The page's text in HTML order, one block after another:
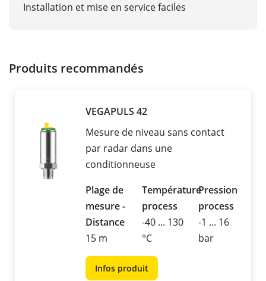
Installation et mise en service faciles
Produits recommandés
VEGAPULS 42
Mesure de niveau sans contact
par radar dans une
conditionneuse
Plage de
mesure -
Distance
15 m
Température
process
-40 ... 130
°C
Pression
process
-1 ... 16
bar
Infos produit